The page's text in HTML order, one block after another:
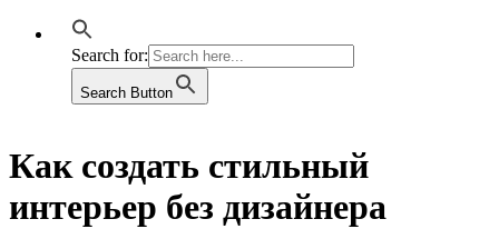
Search for:
Search Button
Как создать стильный
интерьер без дизайнера